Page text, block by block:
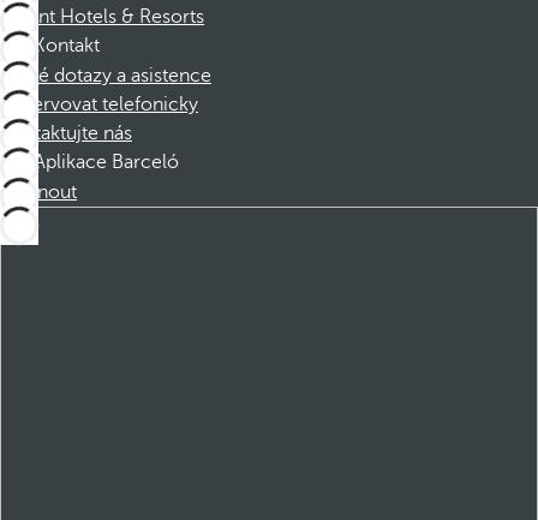
Dorint Hotels & Resorts
Kontakt
Časté dotazy a asistence
Rezervovat telefonicky
Kontaktujte nás
Aplikace Barceló
Stáhnout